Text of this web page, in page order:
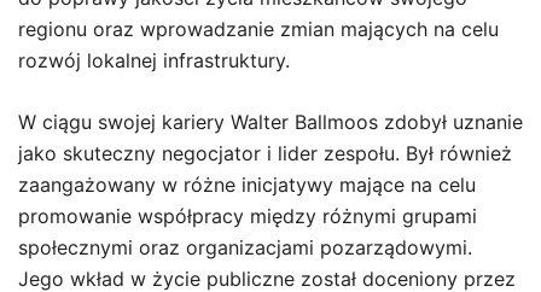
regionu oraz wprowadzanie zmian mających na celu
rozwój lokalnej infrastruktury.
W ciągu swojej kariery Walter Ballmoos zdobył uznanie
jako skuteczny negocjator i lider zespołu. Był również
zaangażowany w różne inicjatywy mające na celu
promowanie współpracy między różnymi grupami
społecznymi oraz organizacjami pozarządowymi.
Jego wkład w życie publiczne został doceniony przez